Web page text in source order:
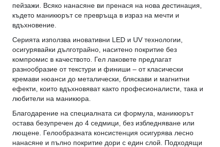
пейзажи. Всяко нанасяне ви пренася на нова дестинация,
където маникюрът се превръща в израз на мечти и
вдъхновение.
Серията използва иновативни LED и UV технологии,
осигурявайки дълготрайно, наситено покритие без
компромис в качеството. Гел лаковете предлагат
разнообразие от текстури и финиши – от класически
кремави нюанси до металически, бляскави и магнитни
ефекти, които вдъхновяват както професионалисти, така и
любители на маникюра.
Благодарение на специалната си формула, маникюрът
остава безупречен до 4 седмици, без избледняване или
лющене. Гелообразната консистенция осигурява лесно
нанасяне и пълно покритие дори с един слой. Подходящи